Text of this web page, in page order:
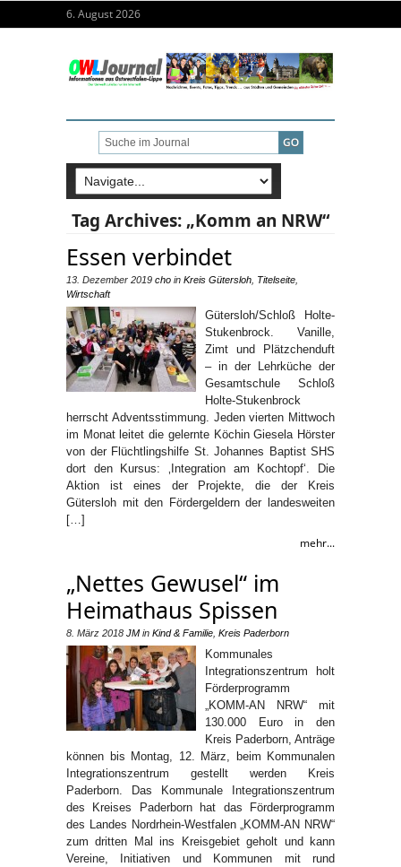
6. August 2026
Tag Archives: „Komm an NRW“
Essen verbindet
13. Dezember 2019 cho in Kreis Gütersloh Titelseite
Wirtschaft
Gütersloh/Schloß Holte-
Stukenbrock. Vanille,
Zimt und Plätzchenduft
– in der Lehrküche der
Gesamtschule Schloß
Holte-Stukenbrock
herrscht Adventsstimmung. Jeden vierten Mittwoch
im Monat leitet die gelernte Köchin Giesela Hörster
von der Flüchtlingshilfe St. Johannes Baptist SHS
dort den Kursus: ‚Integration am Kochtopf‘. Die
Aktion ist eines der Projekte, die der Kreis
Gütersloh mit den Fördergeldern der landesweiten
[…]
mehr...
„Nettes Gewusel“ im
Heimathaus Spissen
8. März 2018 JM in Kind & Familie Kreis Paderborn
Kommunales
Integrationszentrum holt
Förderprogramm
„KOMM-AN NRW“ mit
130.000 Euro in den
Kreis Paderborn, Anträge
können bis Montag, 12. März, beim Kommunalen
Integrationszentrum gestellt werden Kreis
Paderborn. Das Kommunale Integrationszentrum
des Kreises Paderborn hat das Förderprogramm
des Landes Nordrhein-Westfalen „KOMM-AN NRW“
zum dritten Mal ins Kreisgebiet geholt und kann
Vereine, Initiativen und Kommunen mit rund